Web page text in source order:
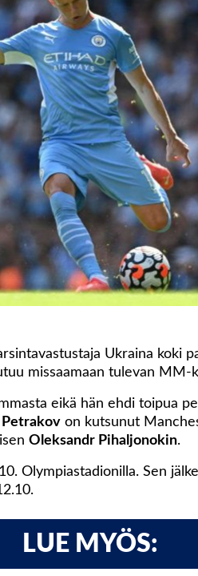
Ukraina koki
missaamaan tulevan MM-
eikä hän ehdi toipua
on kutsunut
Oleksandr Pihaljonokin.
Olympiastadionilla. Sen
LUE MYÖS: